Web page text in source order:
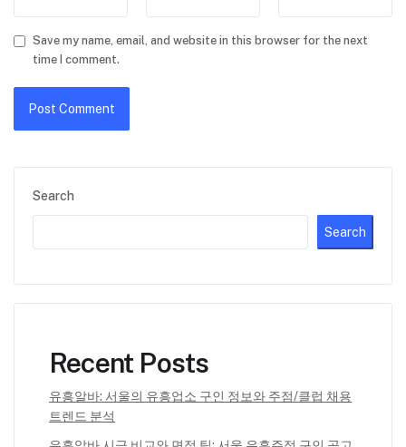
Search
Search
Recent Posts
유흥알바: 서울의 유흥업소 구인 정보와 주점/클럽 채용
트렌드 분석
Save my name, email, and website in this browser for the next
time I comment.